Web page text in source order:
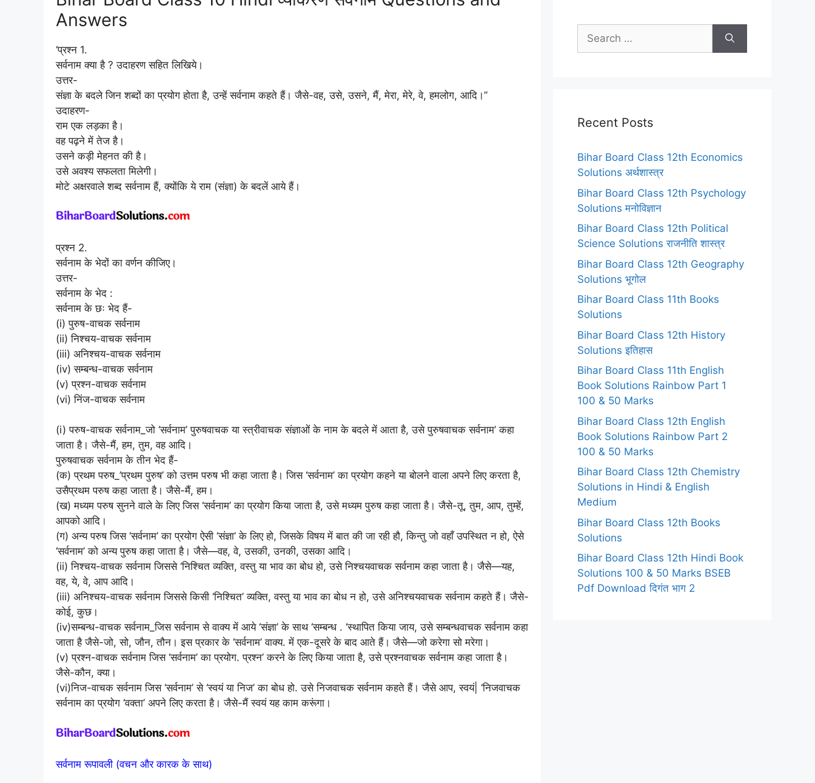
Answers
‘प्रश्न 1.
सर्वनाम क्या है ? उदाहरण सहित लिखिये।
उत्तर-
संज्ञा के बदले जिन शब्दों का प्रयोग होता है, उन्हें सर्वनाम कहते हैं। जैसे-वह, उसे, उसने, मैं, मेरा, मेरे, वे, हमलोग, आदि।”
उदाहरण-
राम एक लड़का है।
वह पढ़ने में तेज है।
उसने कड़ी मेहनत की है।
उसे अवश्य सफलता मिलेगी।
मोटे अक्षरवाले शब्द सर्वनाम हैं, क्योंकि ये राम (संज्ञा) के बदलें आये हैं।
प्रश्न 2.
सर्वनाम के भेदों का वर्णन कीजिए।
उत्तर-
सर्वनाम के भेद :
सर्वनाम के छः भेद हैं-
(i) पुरुष-वाचक सर्वनाम
(ii) निश्चय-वाचक सर्वनाम
(iii) अनिश्चय-वाचक सर्वनाम
(iv) सम्बन्ध-वाचक सर्वनाम
(v) प्रश्न-वाचक सर्वनाम
(vi) निंज-वाचक सर्वनाम
(i) परुष-वाचक सर्वनाम_जो ‘सर्वनाम’ पुरुषवाचक या स्त्रीवाचक संज्ञाओं के नाम के बदले में आता है, उसे पुरुषवाचक सर्वनाम’ कहा
जाता है। जैसे-मैं, हम, तुम, वह आदि।
पुरुषवाचक सर्वनाम के तीन भेद हैं-
(क) प्रथम परुष_’प्रथम पुरुष’ को उत्तम परुष भी कहा जाता है। जिस ‘सर्वनाम’ का प्रयोग कहने या बोलने वाला अपने लिए करता है,
उसैप्रथम परुष कहा जाता है। जैसे-मैं, हम।
(ख) मध्यम परुष सुनने वाले के लिए जिस ‘सर्वनाम’ का प्रयोग किया जाता है, उसे मध्यम पुरुष कहा जाता है। जैसे-तू, तुम, आप, तुम्हें,
आपको आदि।
(ग) अन्य परुष जिस ‘सर्वनाम’ का प्रयोग ऐसी ‘संज्ञा’ के लिए हो, जिसके विषय में बात की जा रही हौ, किन्तु जो वहाँ उपस्थित न हो, ऐसे
‘सर्वनाम’ को अन्य पुरुष कहा जाता है। जैसे—वह, वे, उसकी, उनकी, उसका आदि।
(ii) निश्चय-वाचक सर्वनाम जिससे ‘निश्चित व्यक्ति, वस्तु या भाव का बोध हो, उसे निश्चयवाचक सर्वनाम कहा जाता है। जैसे—यह,
वह, ये, वे, आप आदि।
(iii) अनिश्चय-वाचक सर्वनाम जिससे किसी ‘निश्चित’ व्यक्ति, वस्तु या भाव का बोध न हो, उसे अनिश्चयवाचक सर्वनाम कहते हैं। जैसे-
कोई, कुछ।
(iv)सम्बन्ध-वाचक सर्वनाम_जिस सर्वनाम से वाक्य में आये ‘संज्ञा’ के साथ ‘सम्बन्ध . ‘स्थापित किया जाय, उसे सम्बन्धवाचक सर्वनाम कहा
जाता है जैसे-जो, सो, जौन, तौन। इस प्रकार के ‘सर्वनाम’ वाक्य. में एक-दूसरे के बाद आते हैं। जैसे—जो करेगा सो मरेगा।
(v) प्रश्न-वाचक सर्वनाम जिस ‘सर्वनाम’ का प्रयोग. प्रश्न’ करने के लिए किया जाता है, उसे प्रश्नवाचक सर्वनाम कहा जाता है।
जैसे-कौन, क्या।
(vi)निज-वाचक सर्वनाम जिस ‘सर्वनाम’ से ‘स्वयं या निज’ का बोध हो. उसे निजवाचक सर्वनाम कहते हैं। जैसे आप, स्वयं| ‘निजवाचक
सर्वनाम का प्रयोग ‘वक्ता’ अपने लिए करता है। जैसे-मैं स्वयं यह काम करूंगा।
सर्वनाम रूपावली (वचन और कारक के साथ)
Search
for:
Recent Posts
Bihar Board Class 12th Economics
Solutions अर्थशास्त्र
Bihar Board Class 12th Psychology
Solutions मनोविज्ञान
Bihar Board Class 12th Political
Science Solutions राजनीति शास्त्र
Bihar Board Class 12th Geography
Solutions भूगोल
Bihar Board Class 11th Books
Solutions
Bihar Board Class 12th History
Solutions इतिहास
Bihar Board Class 11th English
Book Solutions Rainbow Part 1
100 & 50 Marks
Bihar Board Class 12th English
Book Solutions Rainbow Part 2
100 & 50 Marks
Bihar Board Class 12th Chemistry
Solutions in Hindi & English
Medium
Bihar Board Class 12th Books
Solutions
Bihar Board Class 12th Hindi Book
Solutions 100 & 50 Marks BSEB
Pdf Download दिगंत भाग 2